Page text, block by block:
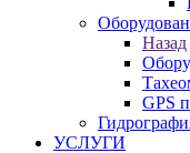
Назад
GPS
УСЛУГИ